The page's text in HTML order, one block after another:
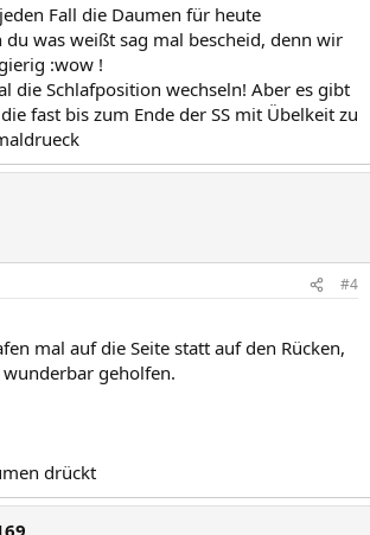
Fall die Daumen für heute
du was weißt sag mal bescheid, denn wir
:wow !
die Schlafposition wechseln! Aber es gibt
fast bis zum Ende der SS mit Übelkeit zu
#4
mal auf die Seite statt auf den Rücken,
geholfen.
drückt